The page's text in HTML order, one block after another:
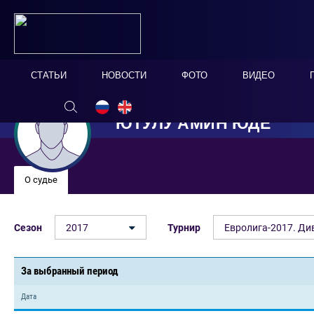
СТАТЬИ НОВОСТИ ФОТО ВИДЕО
ЮТУЛУ АМИН ЮДЕ
О судье
Сезон 2017 Турнир Евролига-2017.
За выбранный период
Дата